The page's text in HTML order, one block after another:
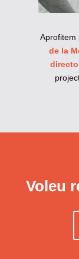
Aprofitem
de la
Voleu